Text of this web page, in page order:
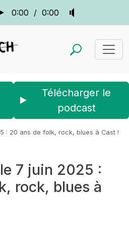
0:00 / 0:00
Télécharger le
podcast
: 20 ans de folk, rock, blues à Cast !
7 juin 2025 :
rock, blues à